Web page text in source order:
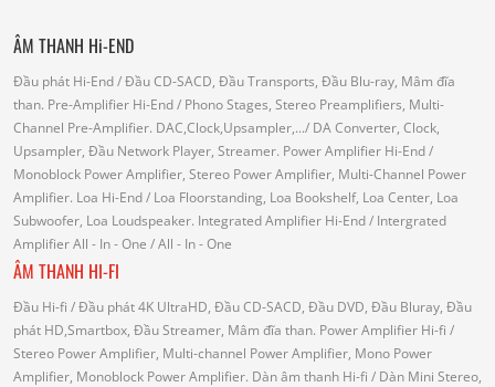
ÂM THANH Hi-END
Đầu phát Hi-End/ Đầu CD-SACD, Đầu Transports, Đầu Blu-ray, Mâm đĩa
than. Pre-Amplifier Hi-End/ Phono Stages, Stereo Preamplifiers, Multi-
Channel Pre-Amplifier. DAC,Clock,Upsampler,.../ DA Converter, Clock,
Upsampler, Đầu Network Player, Streamer. Power Amplifier Hi-End/
Monoblock Power Amplifier, Stereo Power Amplifier, Multi-Channel Power
Amplifier. Loa Hi-End/ Loa Floorstanding, Loa Bookshelf, Loa Center, Loa
Subwoofer, Loa Loudspeaker. Integrated Amplifier Hi-End/ Intergrated
AmplifierAll - In - One / All - In - One
ÂM THANH HI-FI
Đầu Hi-fi / Đầu phát 4K UltraHD, Đầu CD-SACD, Đầu DVD, Đầu Bluray, Đầu
phát HD,Smartbox, Đầu Streamer, Mâm đĩa than. Power Amplifier Hi-fi /
Stereo Power Amplifier, Multi-channel Power Amplifier, Mono Power
Amplifier, Monoblock Power Amplifier. Dàn âm thanh Hi-fi / Dàn Mini Stereo,